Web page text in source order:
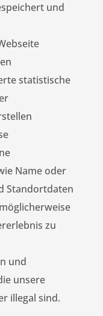
und
statistische
Name oder
Standortdaten
zu
und
unsere
illegal sind.